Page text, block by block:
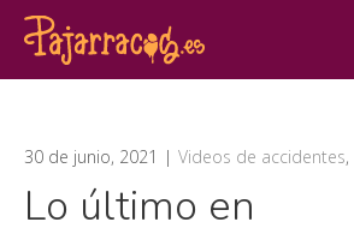
30 de junio, 2021 Videos de accidentes,
Lo último en